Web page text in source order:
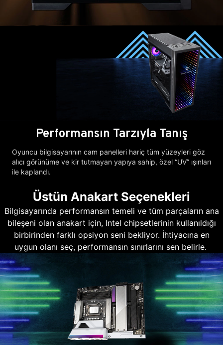
Performansın Tarzıyla Tanış
Oyuncu bilgisayarının cam panelleri hariç tüm yüzeyleri göz
alıcı görünüme ve kir tutmayan yapıya sahip, özel “UV” ışınları
ile kaplandı.
Üstün Anakart Seçenekleri
Bilgisayarında performansın temeli ve tüm parçaların ana
bileşeni olan anakart için, Intel chipsetlerinin kullanıldığı
birbirinden farklı opsiyon seni bekliyor. İhtiyacına en
uygun olanı seç, performansın sınırlarını sen belirle.